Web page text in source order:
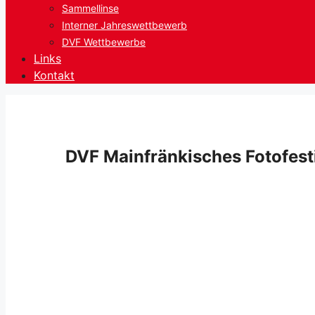
Sammellinse
Interner Jahreswettbewerb
DVF Wettbewerbe
Links
Kontakt
DVF Mainfränkisches